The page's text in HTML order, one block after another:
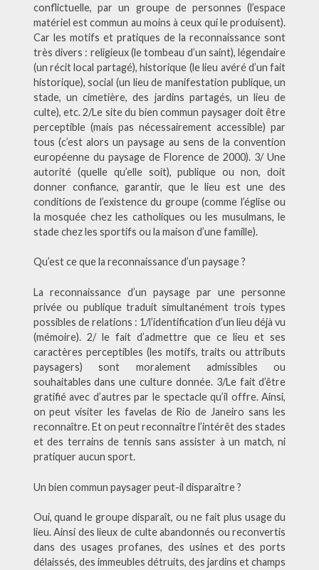
conflictuelle, par un groupe de personnes (l’espace
matériel est commun au moins à ceux qui le produisent).
Car les motifs et pratiques de la reconnaissance sont
très divers : religieux (le tombeau d’un saint), légendaire
(un récit local partagé), historique (le lieu avéré d’un fait
historique), social (un lieu de manifestation publique, un
stade, un cimetière, des jardins partagés, un lieu de
culte), etc. 2/Le site du bien commun paysager doit être
perceptible (mais pas nécessairement accessible) par
tous (c’est alors un paysage au sens de la convention
européenne du paysage de Florence de 2000). 3/ Une
autorité (quelle qu’elle soit), publique ou non, doit
donner confiance, garantir, que le lieu est une des
conditions de l’existence du groupe (comme l’église ou
la mosquée chez les catholiques ou les musulmans, le
stade chez les sportifs ou la maison d’une famille).
Qu’est ce que la reconnaissance d’un paysage ?
La reconnaissance d’un paysage par une personne
privée ou publique traduit simultanément trois types
possibles de relations : 1/l’identification d’un lieu déjà vu
(mémoire). 2/ le fait d’admettre que ce lieu et ses
caractères perceptibles (les motifs, traits ou attributs
paysagers) sont moralement admissibles ou
souhaitables dans une culture donnée. 3/Le fait d’être
gratifié avec d’autres par le spectacle qu’il offre. Ainsi,
on peut visiter les favelas de Rio de Janeiro sans les
reconnaître. Et on peut reconnaître l’intérêt des stades
et des terrains de tennis sans assister à un match, ni
pratiquer aucun sport.
Un bien commun paysager peut-il disparaître ?
Oui, quand le groupe disparaît, ou ne fait plus usage du
lieu. Ainsi des lieux de culte abandonnés ou reconvertis
dans des usages profanes, des usines et des ports
délaissés, des immeubles détruits, des jardins et champs